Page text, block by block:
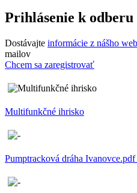
Prihlásenie k odberu
Dostávajte informácie z nášho
mailov
Chcem sa zaregistrovať
Multifunkčné ihrisko
Pumptracková dráha Ivanovce.pdf